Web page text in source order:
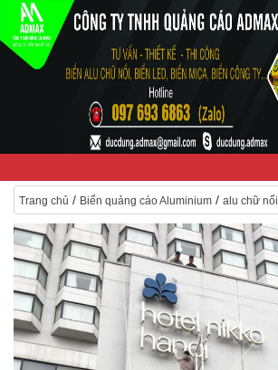
Trang chủ / Biển quảng cáo Aluminium / alu chữ nổi